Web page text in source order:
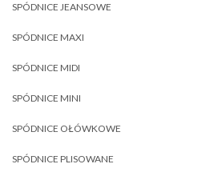
SPÓDNICE JEANSOWE
SPÓDNICE MAXI
SPÓDNICE MIDI
SPÓDNICE MINI
SPÓDNICE OŁÓWKOWE
SPÓDNICE PLISOWANE